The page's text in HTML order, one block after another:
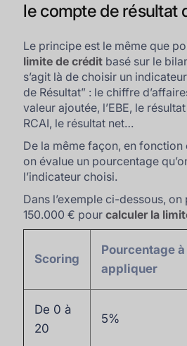
le compte de résultat
Le principe est le même que
limite de crédit basé sur le
s’agit là de choisir un
de Résultat” : le chiffre
valeur ajoutée, l’EBE, le
RCAI, le résultat net…
De la même façon, en
on évalue un pourcentage
l’indicateur choisi.
Dans l’exemple ci-dessous, on
150.000 € pourcalculer la
Scoring
Pourcentage à
appliquer
De 0 à
20
5%